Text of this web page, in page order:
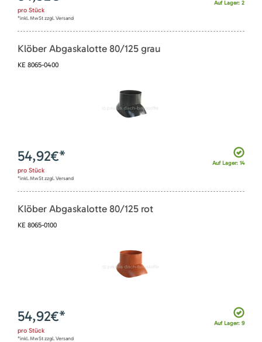
Auf Lager: 2
pro Stück
*inkl. MwSt zzgl. Versand
Klöber Abgaskalotte 80/125 grau
KE 8065-0400
Auf Lager: 14
54,92€*
pro Stück
*inkl. MwSt zzgl. Versand
Klöber Abgaskalotte 80/125 rot
KE 8065-0100
Auf Lager: 9
54,92€*
pro Stück
*inkl. MwSt zzgl. Versand